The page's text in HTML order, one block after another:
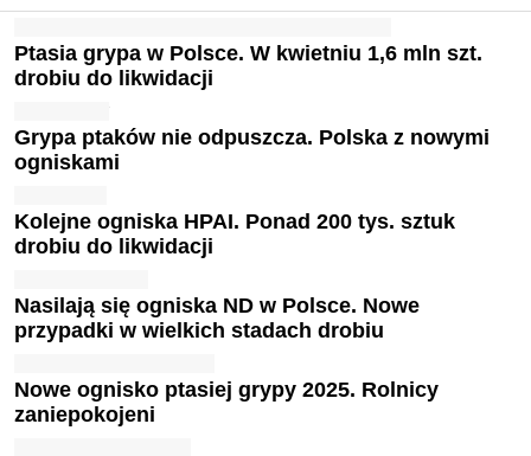
Ptasia grypa w Polsce. W kwietniu 1,6 mln szt.
drobiu do likwidacji
Grypa ptaków nie odpuszcza. Polska z nowymi
ogniskami
Kolejne ogniska HPAI. Ponad 200 tys. sztuk
drobiu do likwidacji
Nasilają się ogniska ND w Polsce. Nowe
przypadki w wielkich stadach drobiu
Nowe ognisko ptasiej grypy 2025. Rolnicy
zaniepokojeni